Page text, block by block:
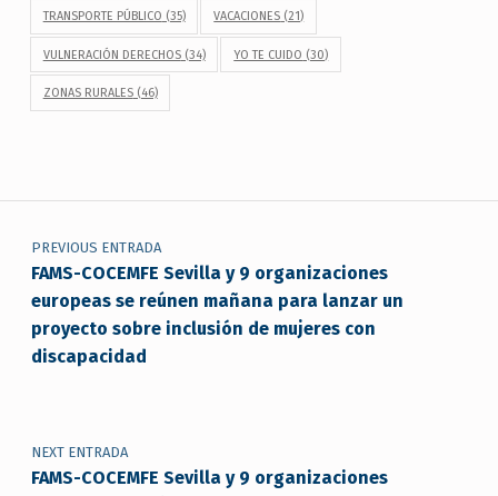
TRANSPORTE PÚBLICO (35) VACACIONES (21)
VULNERACIÓN DERECHOS(34) YO TE CUIDO (30)
ZONAS RURALES(46)
Navegación de entradas
PREVIOUS ENTRADA
FAMS-COCEMFE Sevilla y 9 organizaciones
europeas se reúnen mañana para lanzar un
proyecto sobre inclusión de mujeres con
discapacidad
NEXT ENTRADA
FAMS-COCEMFE Sevilla y 9 organizaciones